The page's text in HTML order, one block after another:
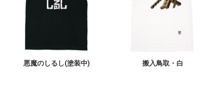
悪魔のしるし(塗装中) 搬入鳥取・白